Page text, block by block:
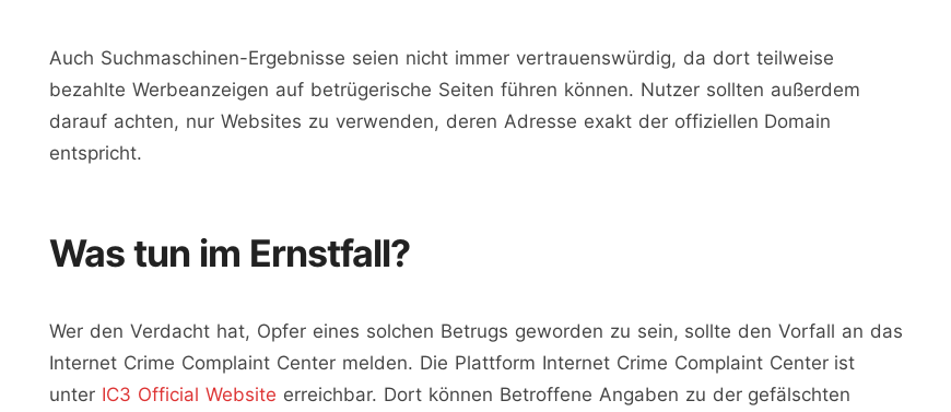
Auch Suchmaschinen-Ergebnisse seien nicht immer vertrauenswürdig, da dort teilweise
bezahlte Werbeanzeigen auf betrügerische Seiten führen können. Nutzer sollten außerdem
darauf achten, nur Websites zu verwenden, deren Adresse exakt der offiziellen Domain
entspricht.
Was tun im Ernstfall?
Wer den Verdacht hat, Opfer eines solchen Betrugs geworden zu sein, sollte den Vorfall an das
Internet Crime Complaint Center melden. Die Plattform Internet Crime Complaint Center ist
unter IC3 Official Website erreichbar. Dort können Betroffene Angaben zu der gefälschten